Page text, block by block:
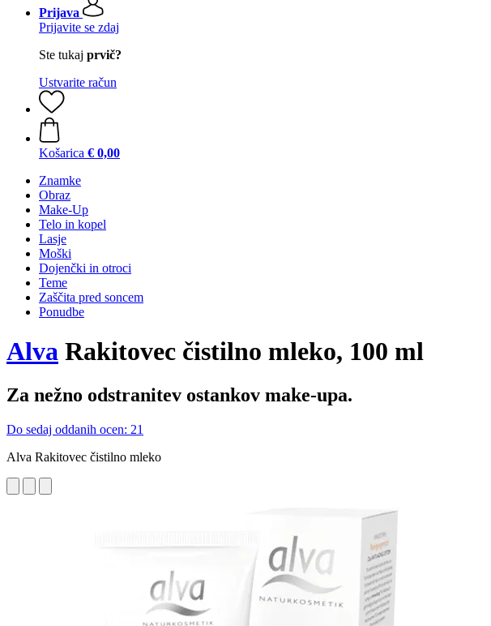
Prijava
Prijavite se zdaj
Ste tukaj prvič?
Ustvarite račun
Košarica € 0,00
Znamke
Obraz
Make-Up
Telo in kopel
Lasje
Moški
Dojenčki in otroci
Teme
Zaščita pred soncem
Ponudbe
Alva Rakitovec čistilno mleko, 100 ml
Za nežno odstranitev ostankov make-upa.
Do sedaj oddanih ocen: 21
Alva Rakitovec čistilno mleko